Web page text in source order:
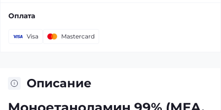
Оплата
Visa Mastercard
Описание